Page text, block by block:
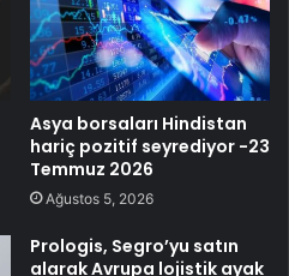
Asya borsaları Hindistan
hariç pozitif seyrediyor -23
Temmuz 2026
Ağustos 5, 2026
Prologis, Segro’yu satın
alarak Avrupa lojistik ayak